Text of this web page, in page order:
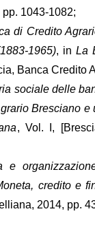
1043-1082;
di Credito
1965), in La
Banca Credito
sociale delle
Bresciano
, Vol. I,
e
credito e
2014, pp.